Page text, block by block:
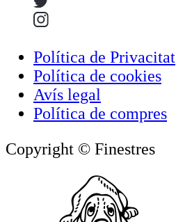
Política de Privacitat
Política de cookies
Avís legal
Política de compres
Copyright © Finestres